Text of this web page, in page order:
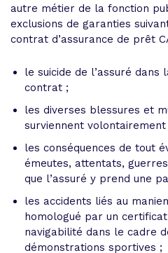
autre métier de la fonction
exclusions de garanties
contrat d’assurance de prêt
le suicide de l’assuré dans
contrat ;
les diverses blessures et
surviennent
les conséquences de tout
émeutes, attentats,
que l’assuré y prend une
les accidents liés au
homologué par un certificat
navigabilité dans le cadre
démonstrations sportives ;